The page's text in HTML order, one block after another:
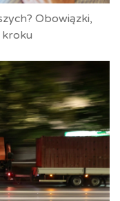
Obowiązki,
kroku